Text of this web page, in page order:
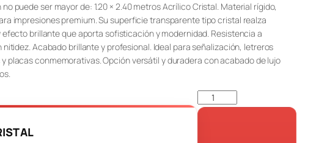
puede ser mayor de: 1.20 × 2.40 metros Acrílico Cristal. Material rígido,
impresiones premium. Su superficie transparente tipo cristal realza
brillante que aporta sofisticación y modernidad. Resistencia a
Acabado brillante y profesional. Ideal para señalización, letreros
placas conmemorativas. Opción versátil y duradera con acabado de lujo